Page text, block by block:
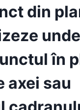
din
în
axei sau